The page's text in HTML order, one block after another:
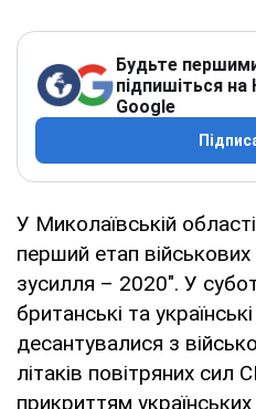
Будьте
підпишіться на
Google
У Миколаївській
перший етап
зусилля – 2020". У
британські та
десантувалися з
літаків повітряних сил
прикриттям